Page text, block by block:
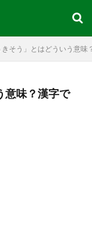
きそう」とはどういう意
意味？漢字で